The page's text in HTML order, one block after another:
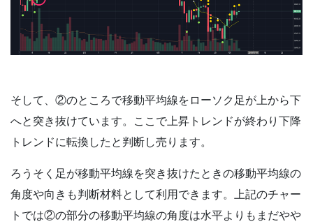
そして、②のところで移動平均線をローソク足が上から下
へと突き抜けています。ここで上昇トレンドが終わり下降
トレンドに転換したと判断し売ります。
ろうそく足が移動平均線を突き抜けたときの移動平均線の
角度や向きも判断材料として利用できます。上記のチャー
トでは②の部分の移動平均線の角度は水平よりもまだやや